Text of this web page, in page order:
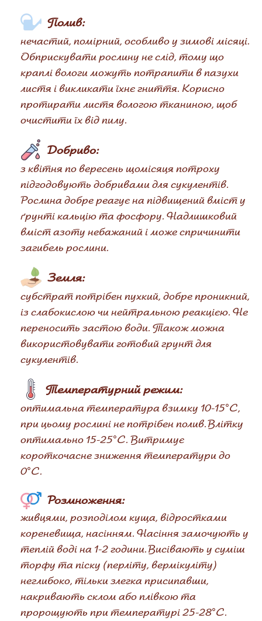
Полив:
нечастий, помірний, особливо у зимові місяці.
Обприскувати рослину не слід, тому що
краплі вологи можуть потрапити в пазухи
листя і викликати їхнє гниття. Корисно
протирати листя вологою тканиною, щоб
очистити їх від пилу.
Добриво:
з квітня по вересень щомісяця потроху
підгодовують добривами для сукулентів.
Рослина добре реагує на підвищений вміст у
ґрунті кальцію та фосфору. Надлишковий
вміст азоту небажаний і може спричинити
загибель рослини.
Земля:
субстрат потрібен пухкий, добре проникний,
із слабокислою чи нейтральною реакцією. Не
переносить застою води. Також можна
використовувати готовий грунт для
сукулентів.
Температурний режим:
оптимальна температура взимку 10-15°C,
при цьому рослині не потрібен полив. Влітку
оптимально 15-25°C. Витримує
короткочасне зниження температури до
0°C.
Розмноження:
живцями, розподілом куща, відростками
кореневища, насінням. Насіння замочують у
теплій воді на 1-2 години. Висівають у суміш
торфу та піску (перліту, вермікуліту)
неглибоко, тільки злегка присипавши,
накривають склом або плівкою та
пророщують при температурі 25-28°С.